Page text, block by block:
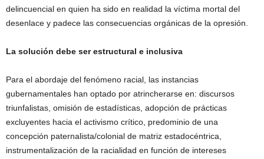
delincuencial en quien ha sido en realidad la víctima mortal del
desenlace y padece las consecuencias orgánicas de la opresión.
La solución debe ser estructural e inclusiva
Para el abordaje del fenómeno racial, las instancias
gubernamentales han optado por atrincherarse en: discursos
triunfalistas, omisión de estadísticas, adopción de prácticas
excluyentes hacia el activismo crítico, predominio de una
concepción paternalista/colonial de matriz estadocéntrica,
instrumentalización de la racialidad en función de intereses